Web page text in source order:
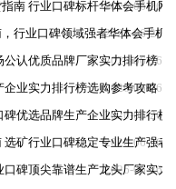
2026-06-26
南 行业口碑标杆华体会手机网
2026-06-26
行业口碑领域强者华体会手机
2026-06-26
认优质品牌厂家实力排行榜
2026-06-26
业实力排行榜选购参考攻略
2026-06-26
优选品牌生产企业实力排行榜
2026-06-26
矿行业口碑稳定专业生产强者
2026-06-26
碑顶尖靠谱生产龙头厂家实力